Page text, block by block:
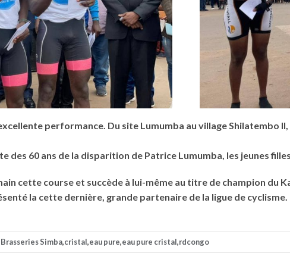
performance. Du site Lumumba au village Shilatembo
des 60 ans de la disparition de Patrice Lumumba, les jeunes
cette course et succède à lui-même au titre de champion du
la cette dernière, grande partenaire de la ligue de cyclisme.
Brasseries Simba,cristal,eau pure,eau pure cristal,rdcongo